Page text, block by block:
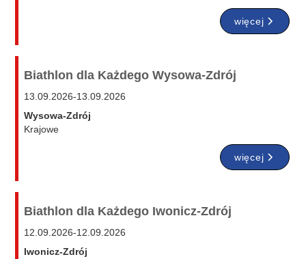
więcej
Biathlon dla Każdego Wysowa-Zdrój
13.09.2026-13.09.2026
Wysowa-Zdrój
Krajowe
więcej
Biathlon dla Każdego Iwonicz-Zdrój
12.09.2026-12.09.2026
Iwonicz-Zdrój